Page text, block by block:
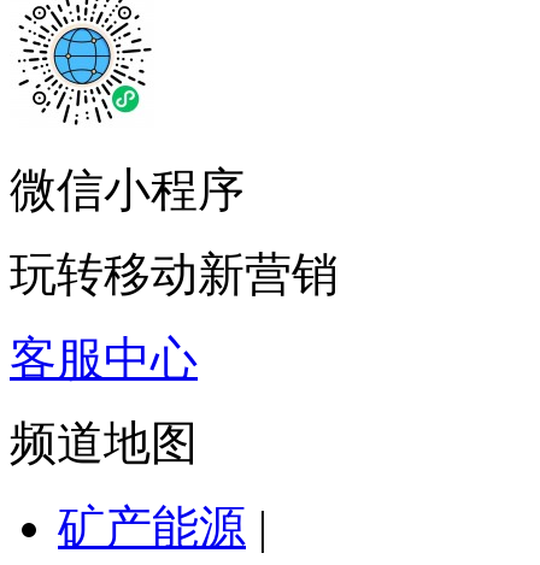
微信小程序
玩转移动新营销
客服中心
频道地图
矿产能源 |